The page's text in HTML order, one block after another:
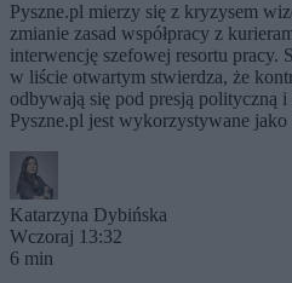
Pyszne.pl mierzy się z kryzysem
zmianie zasad współpracy z
interwencję szefowej resortu pracy.
w liście otwartym stwierdza, że
odbywają się pod presją polityczną i
Pyszne.pl jest wykorzystywane
Katarzyna Dybińska
Wczoraj 13:32
6 min